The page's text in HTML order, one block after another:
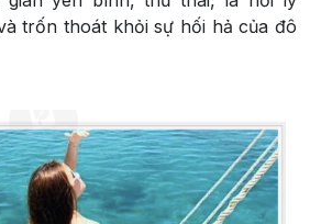
trốn thoát khỏi sự hối hả của đô